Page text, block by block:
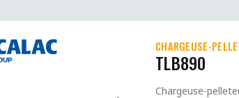
CHARGEUSE-
TLB890
Chargeuse-